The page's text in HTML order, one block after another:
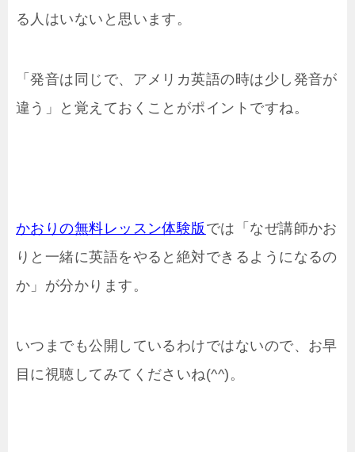
る人はいないと思います。
「発音は同じで、アメリカ英語の時は少し発音が
違う」と覚えておくことがポイントですね。
かおりの無料レッスン体験版 では「なぜ講師かお
りと一緒に英語をやると絶対できるようになるの
か」が分かります。
いつまでも公開しているわけではないので、お早
目に視聴してみてくださいね(^^)。